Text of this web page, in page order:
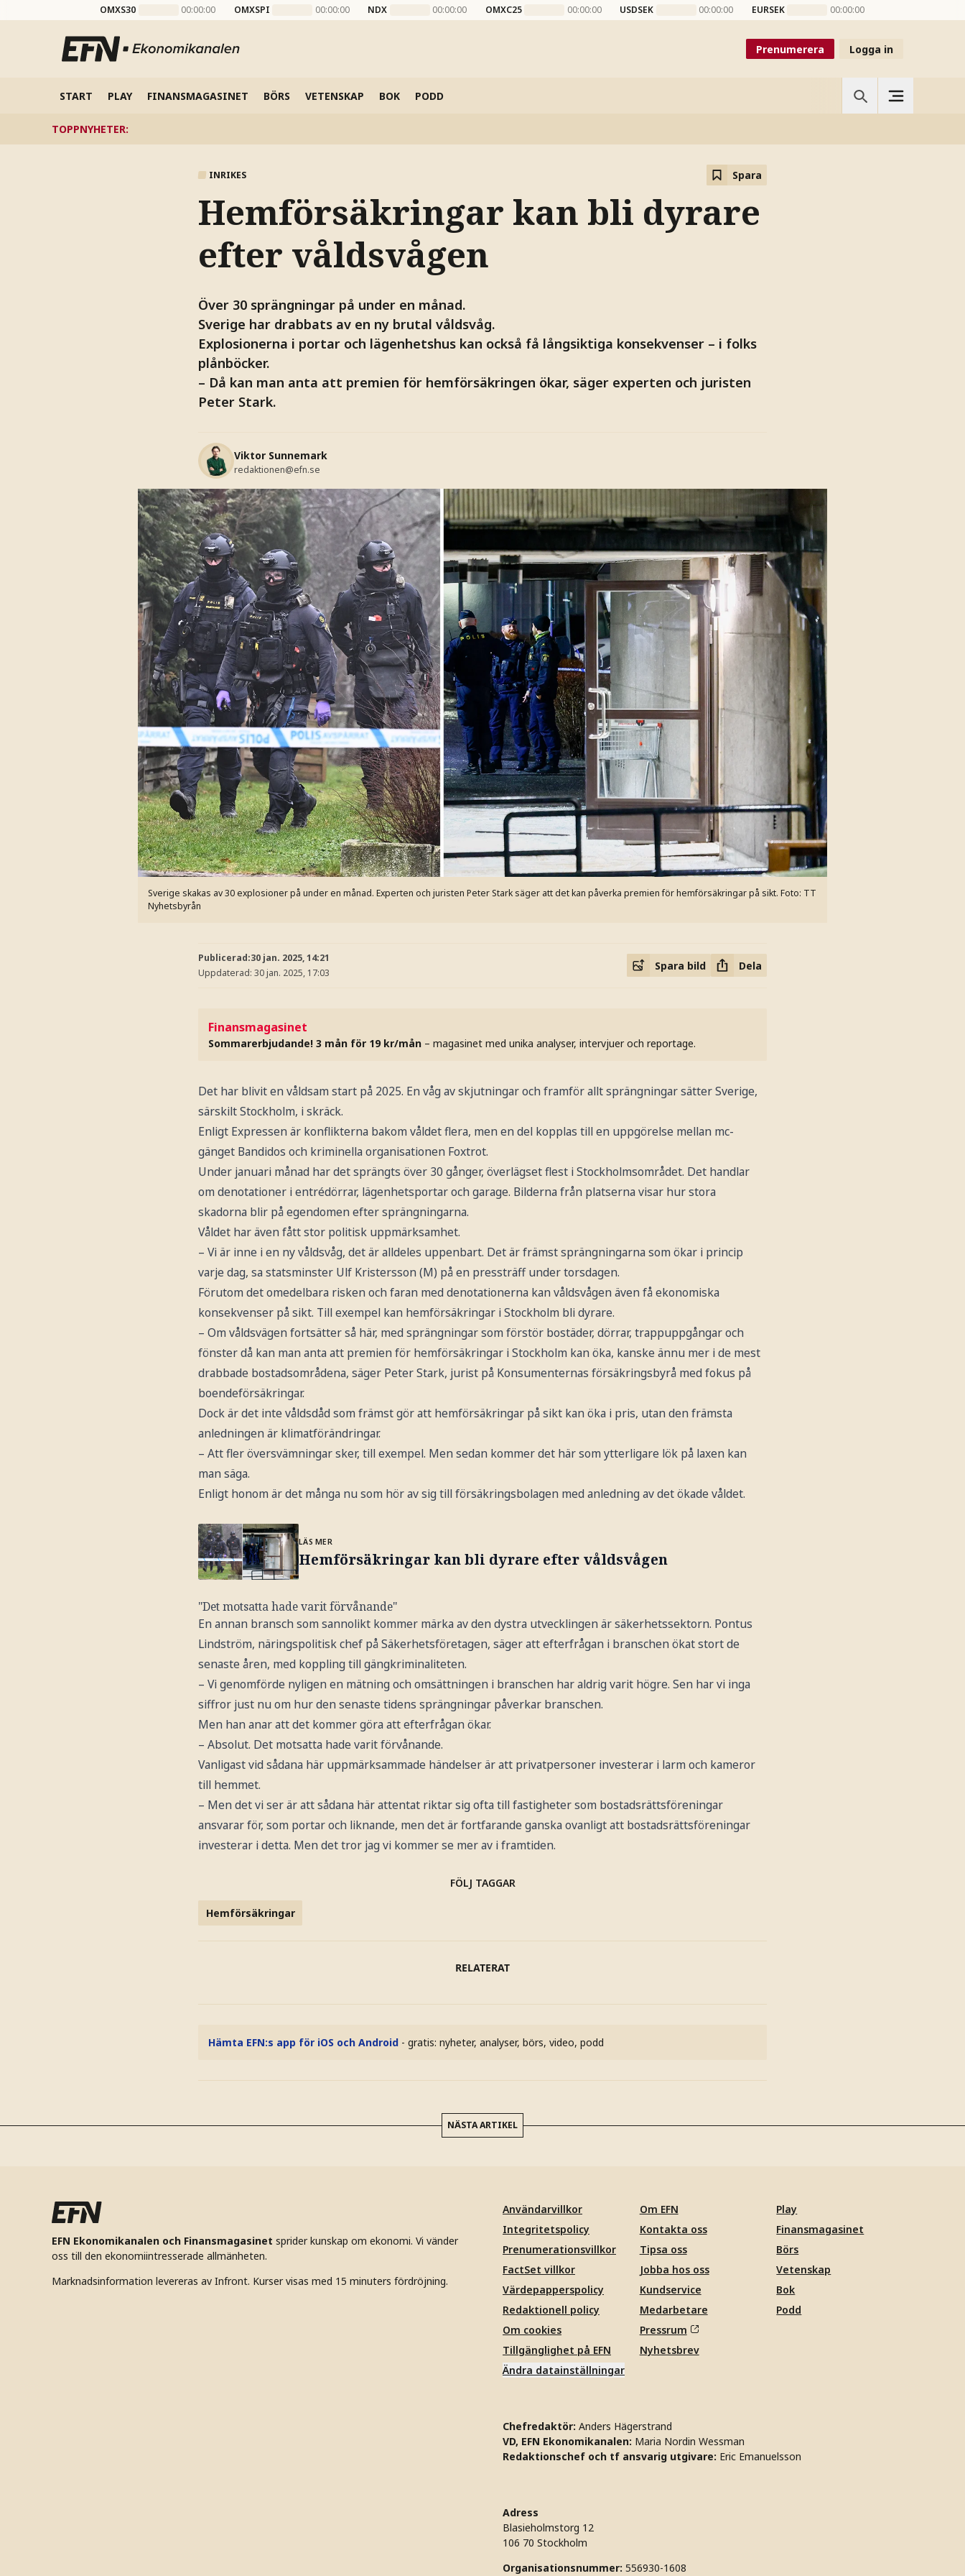
OMXS30 00:00:00 OMXSPI 00:00:00 NDX 00:00:00 OMXC25 00:00:00 USDSEK 00:00:00 EURSEK 00:00:00
Prenumerera Logga in
START PLAY FINANSMAGASINET BÖRS VETENSKAP BOK PODD
TOPPNYHETER:
INRIKES Spara
Hemförsäkringar kan bli dyrare
efter våldsvågen
Över 30 sprängningar på under en månad.
Sverige har drabbats av en ny brutal våldsvåg.
Explosionerna i portar och lägenhetshus kan också få långsiktiga konsekvenser – i folks
plånböcker.
– Då kan man anta att premien för hemförsäkringen ökar, säger experten och juristen
Peter Stark.
Viktor Sunnemark
redaktionen@efn.se
Sverige skakas av 30 explosioner på under en månad. Experten och juristen Peter Stark säger att det kan påverka premien för hemförsäkringar på sikt. Foto: TT
Nyhetsbyrån
Publicerad:30 jan. 2025, 14:21
Uppdaterad: 30 jan. 2025, 17:03
Spara bild Dela
Finansmagasinet
Sommarerbjudande! 3 mån för 19 kr/mån – magasinet med unika analyser, intervjuer och reportage.
Det har blivit en våldsam start på 2025. En våg av skjutningar och framför allt sprängningar sätter Sverige,
särskilt Stockholm, i skräck.
Enligt Expressen är konflikterna bakom våldet flera, men en del kopplas till en uppgörelse mellan mc-
gänget Bandidos och kriminella organisationen Foxtrot.
Under januari månad har det sprängts över 30 gånger, överlägset flest i Stockholmsområdet. Det handlar
om denotationer i entrédörrar, lägenhetsportar och garage. Bilderna från platserna visar hur stora
skadorna blir på egendomen efter sprängningarna.
Våldet har även fått stor politisk uppmärksamhet.
– Vi är inne i en ny våldsvåg, det är alldeles uppenbart. Det är främst sprängningarna som ökar i princip
varje dag, sa statsminster Ulf Kristersson (M) på en pressträff under torsdagen.
Förutom det omedelbara risken och faran med denotationerna kan våldsvågen även få ekonomiska
konsekvenser på sikt. Till exempel kan hemförsäkringar i Stockholm bli dyrare.
– Om våldsvägen fortsätter så här, med sprängningar som förstör bostäder, dörrar, trappuppgångar och
fönster då kan man anta att premien för hemförsäkringar i Stockholm kan öka, kanske ännu mer i de mest
drabbade bostadsområdena, säger Peter Stark, jurist på Konsumenternas försäkringsbyrå med fokus på
boendeförsäkringar.
Dock är det inte våldsdåd som främst gör att hemförsäkringar på sikt kan öka i pris, utan den främsta
anledningen är klimatförändringar.
– Att fler översvämningar sker, till exempel. Men sedan kommer det här som ytterligare lök på laxen kan
man säga.
Enligt honom är det många nu som hör av sig till försäkringsbolagen med anledning av det ökade våldet.
LÄS MER
Hemförsäkringar kan bli dyrare efter våldsvågen
"Det motsatta hade varit förvånande"
En annan bransch som sannolikt kommer märka av den dystra utvecklingen är säkerhetssektorn. Pontus
Lindström, näringspolitisk chef på Säkerhetsföretagen, säger att efterfrågan i branschen ökat stort de
senaste åren, med koppling till gängkriminaliteten.
– Vi genomförde nyligen en mätning och omsättningen i branschen har aldrig varit högre. Sen har vi inga
siffror just nu om hur den senaste tidens sprängningar påverkar branschen.
Men han anar att det kommer göra att efterfrågan ökar.
– Absolut. Det motsatta hade varit förvånande.
Vanligast vid sådana här uppmärksammade händelser är att privatpersoner investerar i larm och kameror
till hemmet.
– Men det vi ser är att sådana här attentat riktar sig ofta till fastigheter som bostadsrättsföreningar
ansvarar för, som portar och liknande, men det är fortfarande ganska ovanligt att bostadsrättsföreningar
investerar i detta. Men det tror jag vi kommer se mer av i framtiden.
FÖLJ TAGGAR
Hemförsäkringar
RELATERAT
Hämta EFN:s app för iOS och Android - gratis: nyheter, analyser, börs, video, podd
NÄSTA ARTIKEL
EFN Ekonomikanalen och Finansmagasinet sprider kunskap om ekonomi. Vi vänder
oss till den ekonomiintresserade allmänheten.
Marknadsinformation levereras av Infront. Kurser visas med 15 minuters fördröjning.
Användarvillkor
Integritetspolicy
Prenumerationsvillkor
FactSet villkor
Värdepapperspolicy
Redaktionell policy
Om cookies
Tillgänglighet på EFN
Ändra datainställningar
Om EFN
Kontakta oss
Tipsa oss
Jobba hos oss
Kundservice
Medarbetare
Pressrum
Nyhetsbrev
Play
Finansmagasinet
Börs
Vetenskap
Bok
Podd
Chefredaktör: Anders Hägerstrand
VD, EFN Ekonomikanalen: Maria Nordin Wessman
Redaktionschef och tf ansvarig utgivare: Eric Emanuelsson
Adress
Blasieholmstorg 12
106 70 Stockholm
Organisationsnummer: 556930-1608